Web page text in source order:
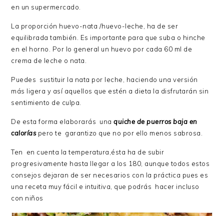
en un supermercado.
La proporción huevo-nata /huevo-leche, ha de ser
equilibrada también. Es importante para que suba o hinche
en el horno. Por lo general un huevo por cada 60 ml de
crema de leche o nata.
Puedes sustituir la nata por leche, haciendo una versión
más ligera y así aquellos que estén a dieta la disfrutarán sin
sentimiento de culpa.
De esta forma elaborarás una quiche de puerros baja en
caloríaspero te garantizo que no por ello menos sabrosa.
Ten en cuenta la temperatura,ésta ha de subir
progresivamente hasta llegar a los 180, aunque todos estos
consejos dejaran de ser necesarios con la práctica pues es
una receta muy fácil e intuitiva, que podrás hacer incluso
con niños